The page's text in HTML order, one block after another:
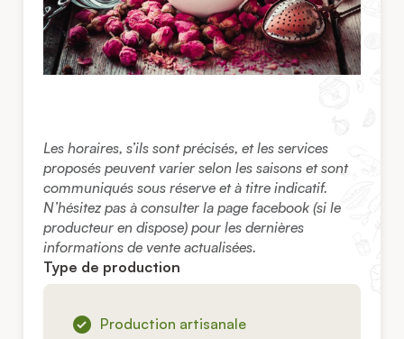
Les horaires, s’ils sont précisés, et les services
proposés peuvent varier selon les saisons et sont
communiqués sous réserve et à titre indicatif.
N’hésitez pas à consulter la page facebook (si le
producteur en dispose) pour les dernières
informations de vente actualisées.
Type de production
Production artisanale